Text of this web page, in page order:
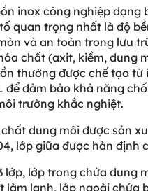
inox công nghiệp dạng
quan trọng nhất là độ
và an toàn trong lưu
chất (axit, kiềm, dung
thường được chế tạo từ
để đảm bảo khả năng
trường khắc nghiệt.
dung môi được sản
lớp giữa được hàn định
lớp, lớp trong chứa dung
làm lạnh, lớp ngoài chứa